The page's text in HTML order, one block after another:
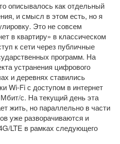
описывалось как отдельный
и смысл в этом есть, но я
Это не совсем
в квартиру» в классическом
к сети через публичные
программ. На
устранения цифрового
и деревнях ставились
Wi-Fi с доступом в интернет
с. На текущий день эта
жить, но параллельно в части
уже разворачиваются и
LTE в рамках следующего